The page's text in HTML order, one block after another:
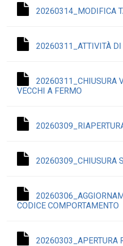
20260314_MODIFICA
20260311_ATTIVITÀ DI
20260311_CHIUSURA
VECCHI A FERMO
20260309_CHIUSURA
CODICE COMPORTAMENTO
20260303_APERTURA